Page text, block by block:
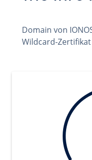
Domain von
Wildcard-